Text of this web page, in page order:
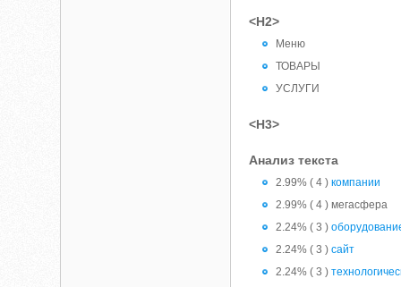
<H2>
Меню
ТОВАРЫ
УСЛУГИ
<H3>
Анализ текста
2.99% ( 4 )компании
2.99% ( 4 ) мегасфера
2.24% ( 3 )
2.24% ( 3 )сайт
2.24% ( 3 )